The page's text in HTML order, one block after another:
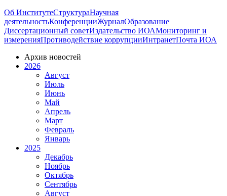
Об ИнститутеСтруктураНаучная
деятельностьКонференцииЖурналОбразование
Диссертационный советИздательство ИОАМониторинг и
измеренияПротиводействие коррупцииИнтранетПочта ИОА
Архив новостей
2026
Август
Июль
Июнь
Май
Апрель
Март
Февраль
Январь
2025
Декабрь
Ноябрь
Октябрь
Сентябрь
Август